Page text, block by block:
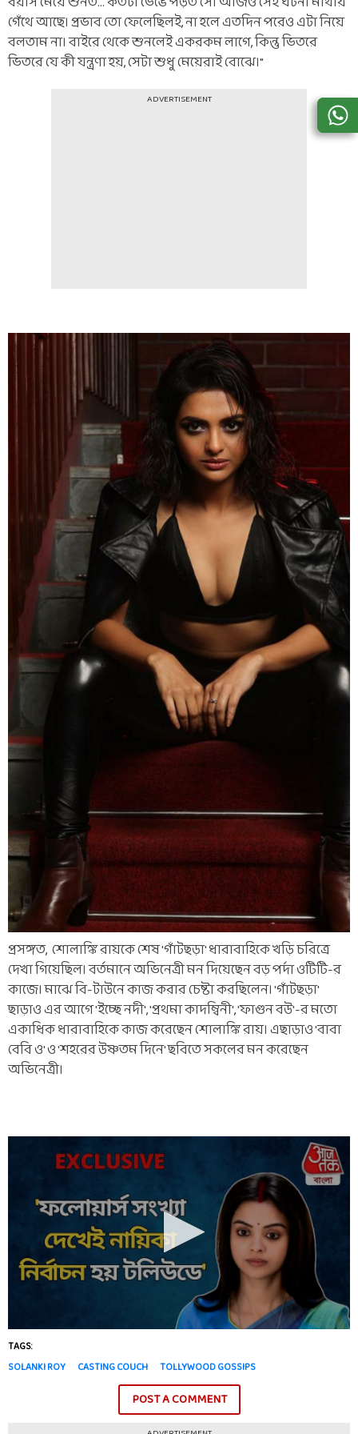
গেঁথে আছে। প্রভাব তো ফেলেছিলই, না হলে এতদিন পরেও এটা নিয়ে
বলতাম না। বাইরে থেকে শুনলেই একরকম লাগে, কিন্তু ভিতরে
ভিতরে যে কী যন্ত্রণা হয়, সেটা শুধু মেয়েরাই বোঝে।"
ADVERTISEMENT
প্রসঙ্গত, শোলাঙ্কি রায়কে শেষ 'গাঁটছড়া' ধারাবাহিকে খড়ি চরিত্রে
দেখা গিয়েছিল। বর্তমানে অভিনেত্রী মন দিয়েছেন বড় পর্দা ওটিটি-র
কাজে। মাঝে বি-টাউনে কাজ করার চেষ্টা করছিলেন। 'গাঁটছড়া'
ছাড়াও এর আগে 'ইচ্ছে নদী', 'প্রথমা কাদম্বিনী', 'ফাগুন বউ'-র মতো
একাধিক ধারাবাহিকে কাজ করেছেন শোলাঙ্কি রায়। এছাড়াও 'বাবা
বেবি ও' ও 'শহরের উষ্ণতম দিনে' ছবিতে সকলের মন করেছেন
অভিনেত্রী।
TAGS:
SOLANKI ROY
CASTING COUCH TOLLYWOOD GOSSIPS
POST A COMMENT